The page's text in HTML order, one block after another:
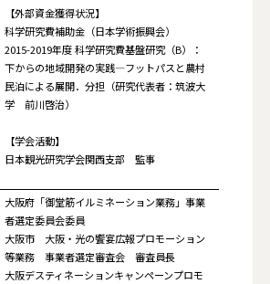
【外部資金獲得状況】
科学研究費補助金（日本学術振興会）
2015-2019年度 科学研究費基盤研究（B）：
下からの地域開発の実践―フットパスと農村
民泊による展開．分担（研究代表者：筑波大
学 前川啓治）
【学会活動】
日本観光研究学会関西支部 監事
大阪府「御堂筋イルミネーション業務」事業
者選定委員会委員
大阪市 大阪・光の饗宴広報プロモーション
等業務 事業者選定審査会 審査員長
大阪デスティネーションキャンペーンプロモ